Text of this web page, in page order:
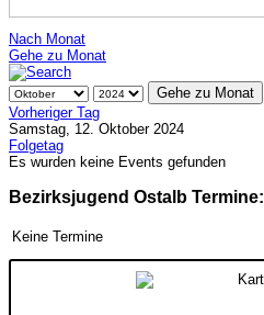
Nach Monat
Gehe zu Monat
Gehe zu Monat
Vorheriger Tag
Samstag, 12. Oktober 2024
Folgetag
Es wurden keine Events gefunden
Bezirksjugend Ostalb Termine:
Keine Termine